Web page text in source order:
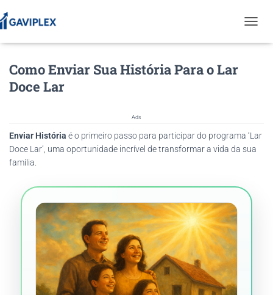
O
I
G
N
Como Enviar Sua História Para o Lar
Doce Lar
Ads
Enviar História é o primeiro passo para participar do programa ‘Lar
Doce Lar’, uma oportunidade incrível de transformar a vida da sua
família.